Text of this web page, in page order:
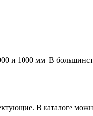
и 1000 мм. В
В каталоге